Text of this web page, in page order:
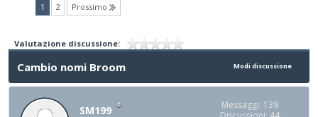
1 (current)
2 Prossimo
Valutazione discussione:
Modi discussione
Cambio nomi Broom
SM199
Messaggi: 139